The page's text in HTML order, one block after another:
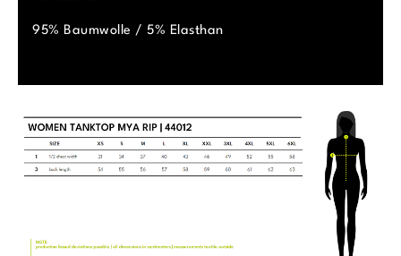
95% Baumwolle / 5% Elasthan